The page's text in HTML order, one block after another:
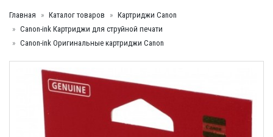
Главная Каталог товаров
Картриджи Canon
Canon-ink Картриджи для струйной печати
Canon-ink Оригинальные картриджи Canon